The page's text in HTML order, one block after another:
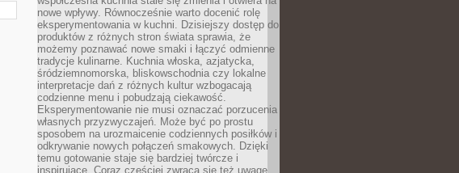
nowe wpływy. Równocześnie warto docenić rolę
eksperymentowania w kuchni. Dzisiejszy dostęp do
produktów z różnych stron świata sprawia, że
możemy poznawać nowe smaki i łączyć odmienne
tradycje kulinarne. Kuchnia włoska, azjatycka,
śródziemnomorska, bliskowschodnia czy lokalne
interpretacje dań z różnych kultur wzbogacają
codzienne menu i pobudzają ciekawość.
Eksperymentowanie nie musi oznaczać porzucenia
własnych przyzwyczajeń. Może być po prostu
sposobem na urozmaicenie codziennych posiłków i
odkrywanie nowych połączeń smakowych. Dzięki
temu gotowanie staje się bardziej twórcze i
inspirujące. Coraz częściej zwraca się też uwagę